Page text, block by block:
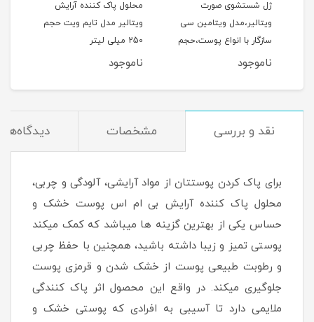
ژل شستشوی صورت
ویتالیر،مدل ویتامین سی
سازگار با انواع پوست،حجم
200 میلی‌لیتر
ناموجود
محلول پاک کننده آرایش
ویتالیر مدل تایم ویت حجم
250 میلی لیتر
ناموجود
نقد و بررسی مشخصات دیدگاه‌ها
برای پاک کردن پوستتان از مواد آرایشی، آلودگی و چربی،
محلول پاک کننده آرایش بی ام اس پوست خشک و
حساس یکی از بهترین گزینه ها میباشد که کمک میکند
پوستی تمیز و زیبا داشته باشید، همچنین با حفظ چربی
و رطوبت طبیعی پوست از خشک شدن و قرمزی پوست
جلوگیری میکند. در واقع این محصول اثر پاک کنندگی
ملایمی دارد تا آسیبی به افرادی که پوستی خشک و